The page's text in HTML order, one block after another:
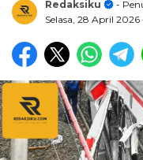
Redaksiku
-
Selasa, 28 April 2026